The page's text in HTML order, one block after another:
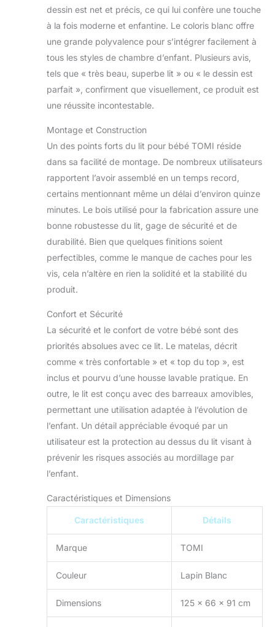
dessin est net et précis, ce qui lui confère une touche
à la fois moderne et enfantine. Le coloris blanc offre
une grande polyvalence pour s’intégrer facilement à
tous les styles de chambre d’enfant. Plusieurs avis,
tels que « très beau, superbe lit » ou « le dessin est
parfait », confirment que visuellement, ce produit est
une réussite incontestable.
Montage et Construction
Un des points forts du lit pour bébé TOMI réside
dans sa facilité de montage. De nombreux utilisateurs
rapportent l’avoir assemblé en un temps record,
certains mentionnant même un délai d’environ quinze
minutes. Le bois utilisé pour la fabrication assure une
bonne robustesse du lit, gage de sécurité et de
durabilité. Bien que quelques finitions soient
perfectibles, comme le manque de caches pour les
vis, cela n’altère en rien la solidité et la stabilité du
produit.
Confort et Sécurité
La sécurité et le confort de votre bébé sont des
priorités absolues avec ce lit. Le matelas, décrit
comme « très confortable » et « top du top », est
inclus et pourvu d’une housse lavable pratique. En
outre, le lit est conçu avec des barreaux amovibles,
permettant une utilisation adaptée à l’évolution de
l’enfant. Un détail appréciable évoqué par un
utilisateur est la protection au dessus du lit visant à
prévenir les risques associés au mordillage par
l’enfant.
Caractéristiques et Dimensions
Caractéristiques Détails
Marque TOMI
Couleur Lapin Blanc
Dimensions 125 x 66 x 91 cm